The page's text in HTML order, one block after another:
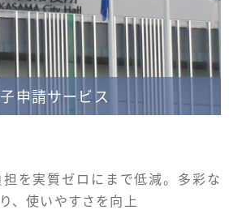
申請サービス
を実質ゼロにまで低減。多彩な
、使いやすさを向上